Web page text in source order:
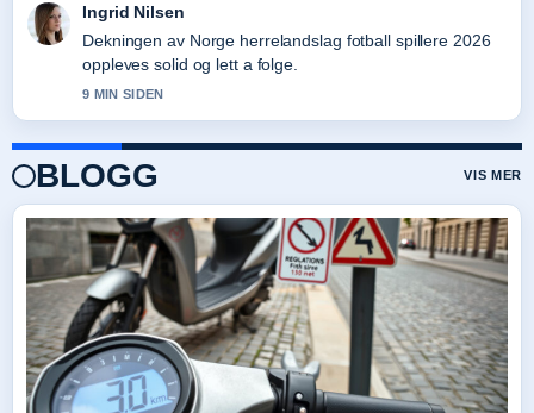
Ingrid Nilsen
Dekningen av Norge herrelandslag fotball spillere 2026
oppleves solid og lett a folge.
9 MIN SIDEN
BLOGG VIS MER